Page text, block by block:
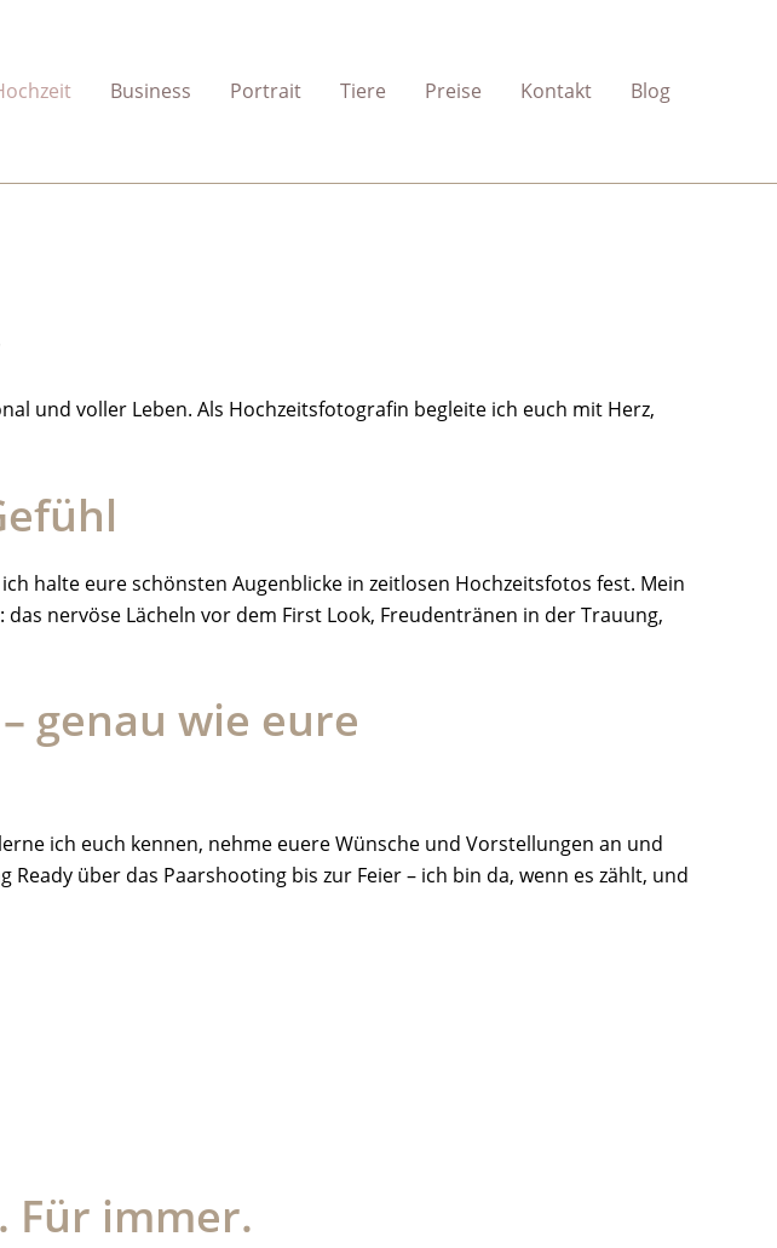
Business Portrait Tiere Preise Kontakt Blog
und voller Leben. Als Hochzeitsfotografin begleite ich euch mit Herz,
halte eure schönsten Augenblicke in zeitlosen Hochzeitsfotos fest. Mein
nervöse Lächeln vor dem First Look, Freudentränen in der Trauung,
genau wie eure
ich euch kennen, nehme euere Wünsche und Vorstellungen an und
über das Paarshooting bis zur Feier – ich bin da, wenn es zählt, und
Für immer.